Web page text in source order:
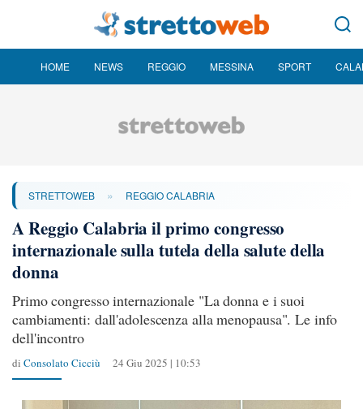
HOME NEWS REGGIO MESSINA SPORT
STRETTOWEB » REGGIO CALABRIA
A Reggio Calabria il primo congresso
internazionale sulla tutela della salute della
donna
Primo congresso internazionale "La donna e i suoi
cambiamenti: dall'adolescenza alla menopausa". Le info
dell'incontro
di Consolato Cicciù 24 Giu 2025 | 10:53